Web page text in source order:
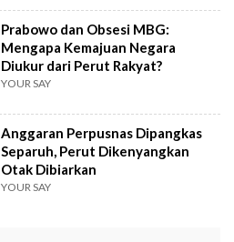
Prabowo dan Obsesi MBG:
Mengapa Kemajuan Negara
Diukur dari Perut Rakyat?
YOUR SAY
Anggaran Perpusnas Dipangkas
Separuh, Perut Dikenyangkan
Otak Dibiarkan
YOUR SAY